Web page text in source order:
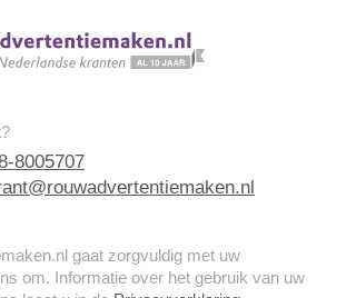
8005707
gaat zorgvuldig met uw
om. Informatie over het gebruik van uw